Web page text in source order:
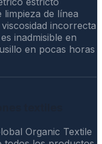
limpieza de línea
incorrecta
inadmisible en
en pocas horas
Organic Textile